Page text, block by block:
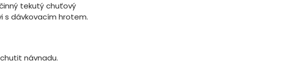
tekutý chuťový
s dávkovacím hrotem.
návnadu.